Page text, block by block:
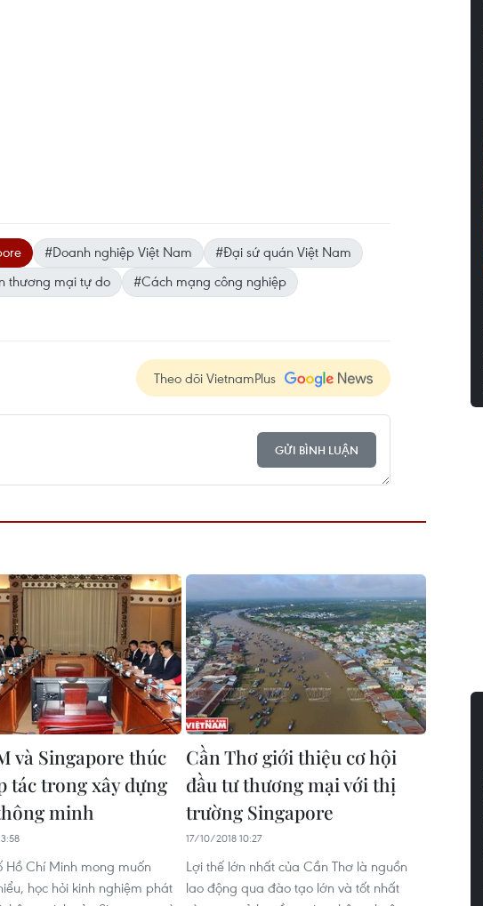
#Doanh nghiệp Việt Nam
#Đại sứ quán Việt Nam
thương mại tự do
#Cách mạng công nghiệp
Theo dõi VietnamPlus
GỬI BÌNH LUẬN
và Singapore thúc
tác trong xây dựng
minh
Hồ Chí Minh mong muốn
học hỏi kinh nghiệm phát
Cần Thơ giới thiệu cơ hội
đầu tư thương mại với thị
trường Singapore
17/10/2018 10:27
Lợi thế lớn nhất của Cần Thơ là nguồn
lao động qua đào tạo lớn và tốt nhất